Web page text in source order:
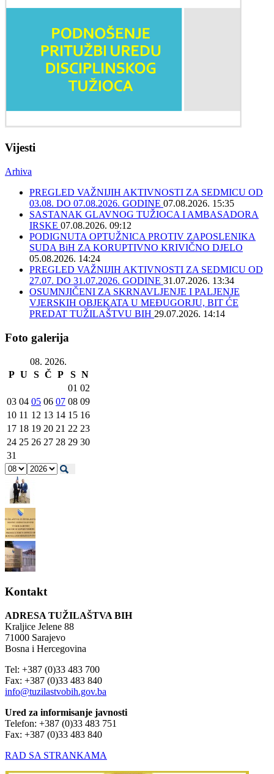
Vijesti
Arhiva
PREGLED VAŽNIJIH AKTIVNOSTI ZA SEDMICU OD
03.08. DO 07.08.2026. GODINE 07.08.2026. 15:35
SASTANAK GLAVNOG TUŽIOCA I AMBASADORA
IRSKE 07.08.2026. 09:12
PODIGNUTA OPTUŽNICA PROTIV ZAPOSLENIKA
SUDA BiH ZA KORUPTIVNO KRIVIČNO DJELO
05.08.2026. 14:24
PREGLED VAŽNIJIH AKTIVNOSTI ZA SEDMICU OD
27.07. DO 31.07.2026. GODINE 31.07.2026. 13:34
OSUMNJIČENI ZA SKRNAVLJENJE I PALJENJE
VJERSKIH OBJEKATA U MEĐUGORJU, BIT ĆE
PREDAT TUŽILAŠTVU BIH 29.07.2026. 14:14
Foto galerija
08. 2026.
P U S Č P S N
01 02
03 04 05 06 07 08 09
10 11 12 13 14 15 16
17 18 19 20 21 22 23
24 25 26 27 28 29 30
31
Kontakt
ADRESA TUŽILAŠTVA BIH
Kraljice Jelene 88
71000 Sarajevo
Bosna i Hercegovina
Tel: +387 (0)33 483 700
Fax: +387 (0)33 483 840
info@tuzilastvobih.gov.ba
Ured za informisanje javnosti
Telefon: +387 (0)33 483 751
Fax: +387 (0)33 483 840
RAD SA STRANKAMA